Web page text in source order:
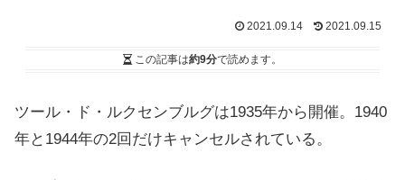
2021.09.14 2021.09.15
この記事は約9分で読めます。
ツール・ド・ルクセンブルグは1935年から開催。1940
年と1944年の2回だけキャンセルされている。